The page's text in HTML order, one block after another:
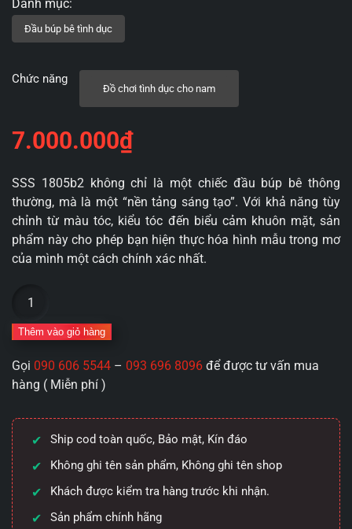
Chức năng
Đồ chơi tình dục cho nam
7.000.000₫
SSS 1805b2 không chỉ là một chiếc đầu búp bê thông
thường, mà là một “nền tảng sáng tạo”. Với khả năng tùy
chỉnh từ màu tóc, kiểu tóc đến biểu cảm khuôn mặt, sản
phẩm này cho phép bạn hiện thực hóa hình mẫu trong mơ
của mình một cách chính xác nhất.
Búp
Bê
Tùy
Chỉnh
1805b2:
Vẻ
Đẹp
“Thiên
Biến
Vạn
Thêm vào giỏ hàng
Gọi 090 606 5544 – 093 696 8096 để được tư vấn mua
hàng ( Miễn phí )
Ship cod toàn quốc, Bảo mật, Kín đáo
Không ghi tên sản phẩm, Không ghi tên shop
Khách được kiểm tra hàng trước khi nhận.
Sản phẩm chính hãng